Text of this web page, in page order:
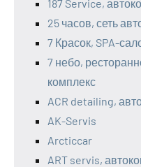
187 Service,
25 часов, сеть
7 Красок, SPA-
7 небо,
комплекс
ACR detailing,
AK-Servis
Arcticcar
ART servis,